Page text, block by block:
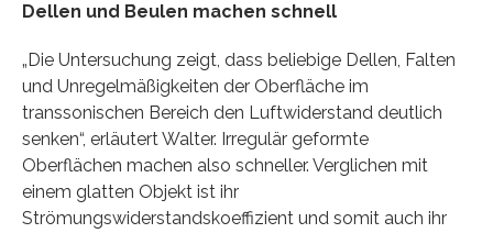
Dellen und Beulen machen schnell
„Die Untersuchung zeigt, dass beliebige Dellen, Falten
und Unregelmäßigkeiten der Oberfläche im
transsonischen Bereich den Luftwiderstand deutlich
senken“, erläutert Walter. Irregulär geformte
Oberflächen machen also schneller. Verglichen mit
einem glatten Objekt ist ihr
Strömungswiderstandskoeffizient und somit auch ihr